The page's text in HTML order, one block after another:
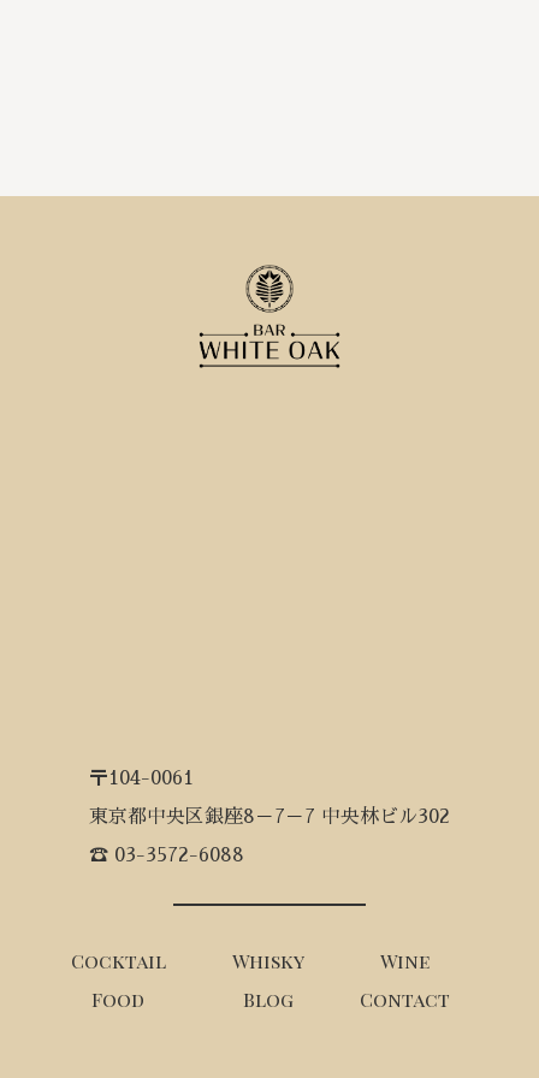
〒104-0061
東京都中央区銀座8－7－7 中央林ビル302
☎ 03-3572-6088
Cocktail Whisky
Wine
Food
Blog Contact